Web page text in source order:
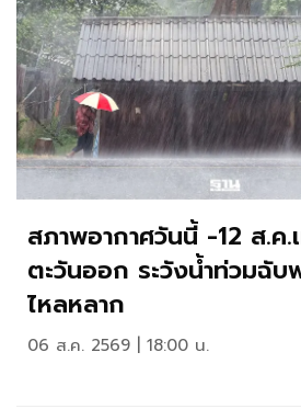
สภาพอากาศวันนี้ -12 ส.ค.
ตะวันออก ระวังน้ำท่วมฉับ
ไหลหลาก
06 ส.ค. 2569 | 18:00 น.